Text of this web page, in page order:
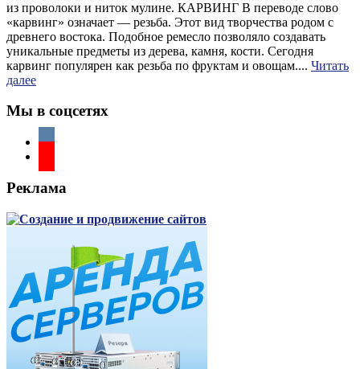
из проволоки и ниток мулине. КАРВИНГ В переводе слово
«карвинг» означает — резьба. Этот вид творчества родом с
древнего востока. Подобное ремесло позволяло создавать
уникальные предметы из дерева, камня, кости. Сегодня
карвинг популярен как резьба по фруктам и овощам.... Читать
далее
Мы в соцсетях
Реклама